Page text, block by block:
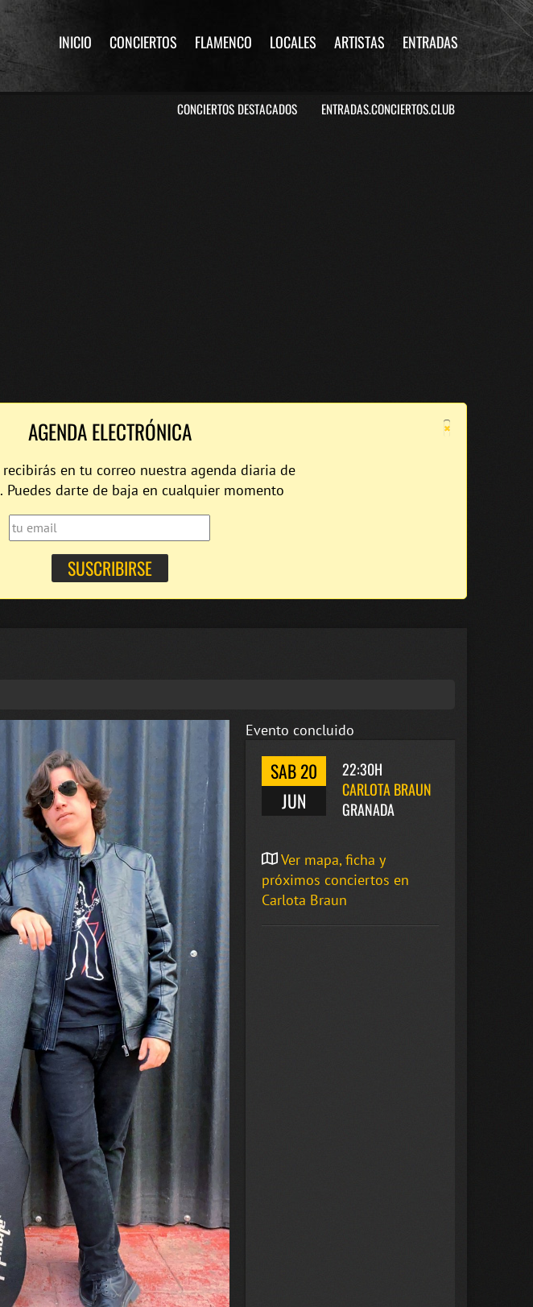
INICIO CONCIERTOS FLAMENCO LOCALES ARTISTAS ENTRADAS
CONCIERTOS DESTACADOS ENTRADAS.CONCIERTOS.CLUB
×
AGENDA ELECTRÓNICA
recibirás en tu correo nuestra agenda diaria de
Puedes darte de baja en cualquier momento
Evento concluido
SAB 20
JUN
22:30H
CARLOTA BRAUN
GRANADA
Ver mapa, ficha y
próximos conciertos en
Carlota Braun